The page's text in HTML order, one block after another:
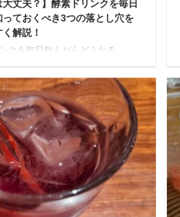
大丈夫？】酵素ドリンクを毎日
っておくべき3つの落とし穴を
解説！
クを毎日飲んだらどうなる
、美容や健康、ダイエットに関
ちの間で話題になっている酵素
毎日飲むと、体の中から変化を感
言われています。 しかし「本当に
？」「どんなことに気をつけれ
」といった疑問や不安を抱えてい
のではないでしょうか。 本記事で
ンクを毎日飲むメリットやデメ
を最大限に引き出すための正し
底的に解説します。 さらに、毎
続けられるおすす ...